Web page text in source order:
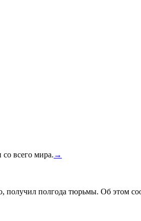
всего мира. →
получил полгода тюрьмы. Об этом